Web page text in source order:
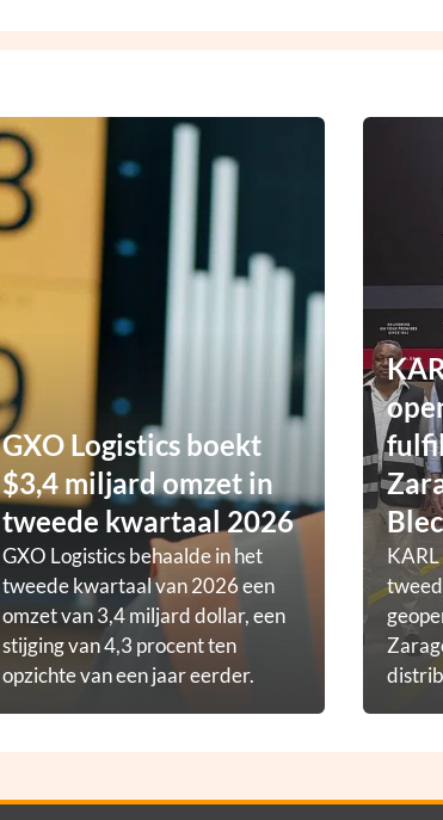
GXO Logistics boekt
$3,4 miljard omzet in
tweede kwartaal 2026
GXO Logistics behaalde in het
tweede kwartaal van 2026 een
omzet van 3,4 miljard dollar, een
stijging van 4,3 procent ten
opzichte van een jaar eerder.